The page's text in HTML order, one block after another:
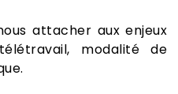
attacher aux enjeux
modalité de